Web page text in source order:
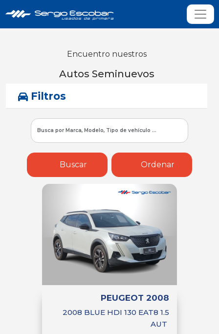
Encuentro nuestros
Autos Seminuevos
Filtros
Buscar Ordenar
PEUGEOT 2008
2008 BLUE HDI 130 EAT8 1.5
AUT